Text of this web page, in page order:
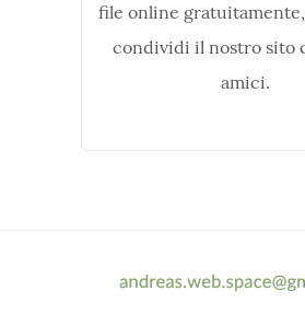
file online
condividi il nostro sito
amici.